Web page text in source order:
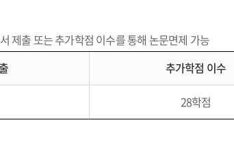
제출 또는 추가학점 이수를 통해 논문면제 가능
추가학점 이수
28학점